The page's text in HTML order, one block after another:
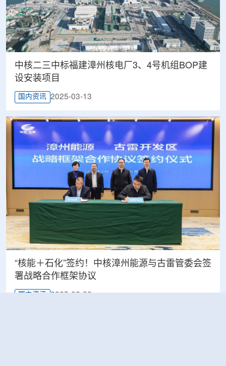
中核二三中标福建漳州核电厂3、4号机组BOP建
设安装项目
国内资讯 2025-03-13
“核能＋石化”签约！中核漳州能源与古雷管委会签
署战略合作框架协议
国内资讯 2025-02-20